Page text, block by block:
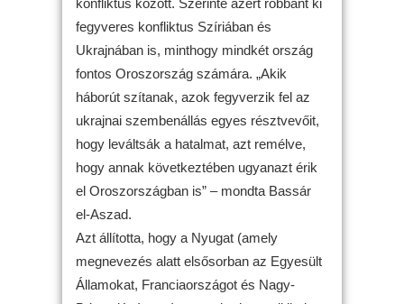
fegyveres konfliktus Szíriában és
Ukrajnában is, minthogy mindkét ország
fontos Oroszország számára. „Akik
háborút szítanak, azok fegyverzik fel az
ukrajnai szembenállás egyes résztvevőit,
hogy leváltsák a hatalmat, azt remélve,
hogy annak következtében ugyanazt érik
el Oroszországban is” – mondta Bassár
el-Aszad.
Azt állította, hogy a Nyugat (amely
megnevezés alatt elsősorban az Egyesült
Államokat, Franciaországot és Nagy-